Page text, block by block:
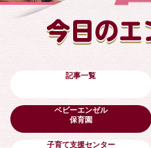
今日のエ
記事一覧
ベビーエンゼル
保育園
子育て支援センター